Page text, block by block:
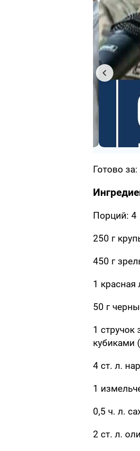
Готово
Порций: 4
250 г
450 г
1 красная
50 г
1 стручок
кубиками
4 ст. л.
1
0,5 ч. л.
2 ст. л.